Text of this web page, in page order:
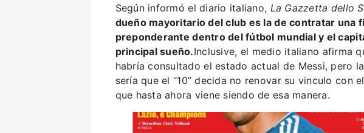
Según informó el diario italiano, La Gazzetta dello
dueño mayoritario del club es la de contratar una
preponderante dentro del fútbol mundial y el
principal sueño.Inclusive, el medio italiano afirma
habría consultado el estado actual de Messi, pero
sería que el “10” decida no renovar su vinculo con
que hasta ahora viene siendo de esa manera.